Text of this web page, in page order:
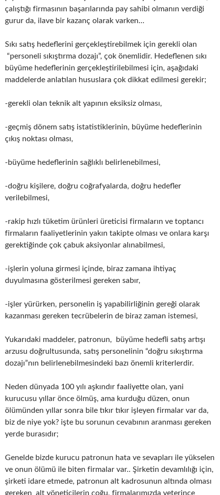
çalıştığı firmasının başarılarında pay sahibi olmanın verdiği
gurur da, ilave bir kazanç olarak varken…
Sıkı satış hedeflerini gerçekleştirebilmek için gerekli olan
“personeli sıkıştırma dozajı”, çok önemlidir. Hedeflenen sıkı
büyüme hedeflerinin gerçekleştirilebilmesi için, aşağıdaki
maddelerde anlatılan hususlara çok dikkat edilmesi gerekir;
-gerekli olan teknik alt yapının eksiksiz olması,
-geçmiş dönem satış istatistiklerinin, büyüme hedeflerinin
çıkış noktası olması,
-büyüme hedeflerinin sağlıklı belirlenebilmesi,
-doğru kişilere, doğru coğrafyalarda, doğru hedefler
verilebilmesi,
-rakip hızlı tüketim ürünleri üreticisi firmaların ve toptancı
firmaların faaliyetlerinin yakın takipte olması ve onlara karşı
gerektiğinde çok çabuk aksiyonlar alınabilmesi,
-işlerin yoluna girmesi içinde, biraz zamana ihtiyaç
duyulmasına gösterilmesi gereken sabır,
-işler yürürken, personelin iş yapabilirliğinin gereği olarak
kazanması gereken tecrübelerin de biraz zaman istemesi,
Yukarıdaki maddeler, patronun, büyüme hedefli satış artışı
arzusu doğrultusunda, satış personelinin “doğru sıkıştırma
dozajı”nın belirlenebilmesindeki bazı önemli kriterlerdir.
Neden dünyada 100 yılı aşkındır faaliyette olan, yani
kurucusu yıllar önce ölmüş, ama kurduğu düzen, onun
ölümünden yıllar sonra bile tıkır tıkır işleyen firmalar var da,
biz de niye yok? işte bu sorunun cevabının aranması gereken
yerde burasıdır;
Genelde bizde kurucu patronun hata ve sevapları ile yükselen
ve onun ölümü ile biten firmalar var.. Şirketin devamlılığı için,
şirketi idare etmede, patronun alt kadrosunun altında olması
gereken alt yöneticilerin çoğu, firmalarımızda yeterince